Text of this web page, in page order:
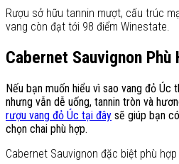
Rượu sở hữu tannin mượt, cấu trúc
vang còn đạt tới 98 điểm Winestate.
Cabernet Sauvignon Phù
Nếu bạn muốn hiểu vì sao vang đỏ
nhưng vẫn dễ uống, tannin tròn và
rượu vang đỏ Úc tại đây sẽ giúp bạn
chọn chai phù hợp.
Cabernet Sauvignon đặc biệt phù hợp